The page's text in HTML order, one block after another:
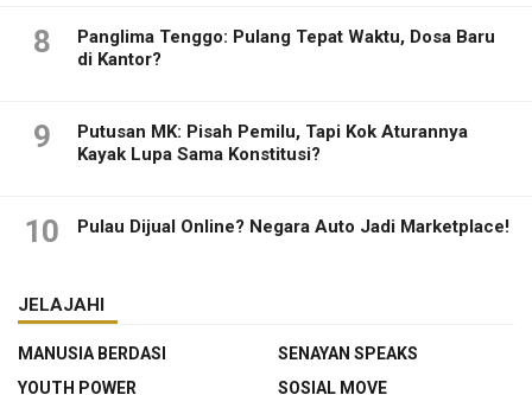
8
Panglima Tenggo: Pulang Tepat Waktu, Dosa Baru
di Kantor?
9
Putusan MK: Pisah Pemilu, Tapi Kok Aturannya
Kayak Lupa Sama Konstitusi?
10 Pulau Dijual Online? Negara Auto Jadi Marketplace!
JELAJAHI
MANUSIA BERDASI
SENAYAN SPEAKS
YOUTH POWER
SOSIAL MOVE